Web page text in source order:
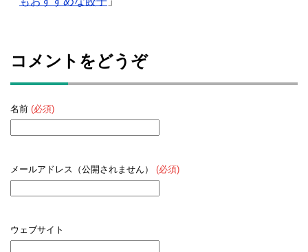
コメントをどうぞ
名前 (必須)
メールアドレス（公開されません） (必須)
ウェブサイト